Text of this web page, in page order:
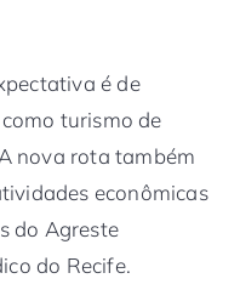
é de
turismo de
nova rota também
econômicas
do Agreste
do Recife.